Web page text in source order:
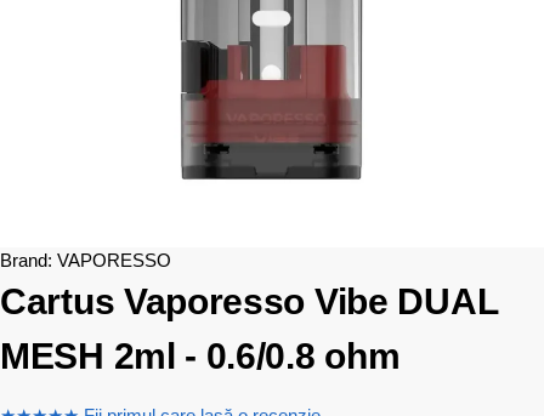
Brand: VAPORESSO
Cartus Vaporesso Vibe DUAL
MESH 2ml - 0.6/0.8 ohm